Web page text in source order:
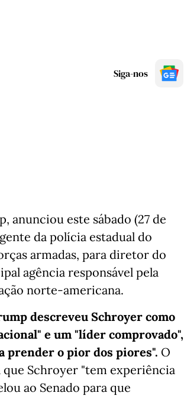
Siga-nos
anunciou este sábado (27 de
da polícia estadual do
armadas, para diretor do
agência responsável pela
norte-americana.
descreveu Schroyer como
e um "líder comprovado",
prender o pior dos piores". O
Schroyer "tem experiência
ao Senado para que